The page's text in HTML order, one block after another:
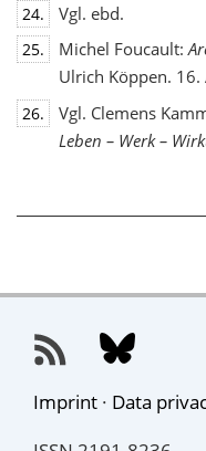
24. Vgl. ebd.
25. Michel Foucault:
Ulrich Köppen.
26. Vgl. Clemens
Leben – Werk –
Imprint · Data